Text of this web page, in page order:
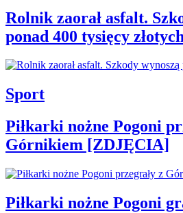
Rolnik zaorał asfalt.
ponad 400 tysięcy złotych
Sport
Piłkarki nożne Pogoni
Górnikiem [ZDJĘCIA]
Piłkarki nożne Pogoni